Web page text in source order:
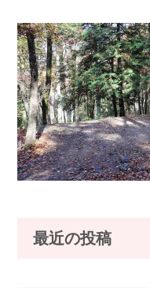
最近の投稿